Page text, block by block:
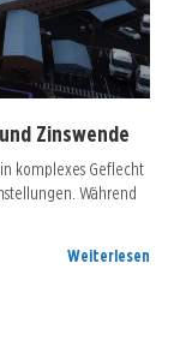
Zinswende
komplexes Geflecht
Während
Weiterlesen